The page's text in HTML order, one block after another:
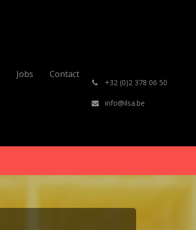
Jobs Contact
+32 (0)2 378 06 50
info@ilsa.be